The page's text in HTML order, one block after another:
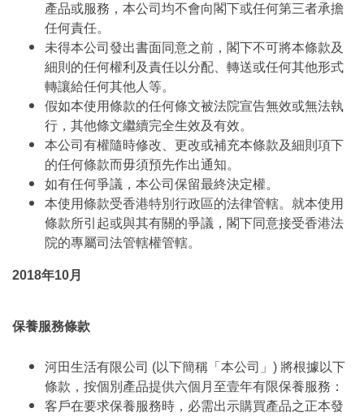
產品或服務，本公司均不會向閣下或任何第三者承擔
任何責任。
未得本公司發出書面同意之前，閣下不可將本條款及
細則的任何權利及責任以分配、轉送或任何其他形式
轉讓給任何其他人等。
假如本使用條款的任何條文被法院宣告無效或無法執
行，其他條文繼續完全生效及有效。
本公司有權隨時修改、更改或補充本條款及細則項下
的任何條款而毋須預先作出通知。
如有任何爭議，本公司保留最終決定權。
本使用條款受香港特別行政區的法律管轄。就本使用
條款所引起或與其有關的爭議，閣下同意接受香港法
院的專屬司法管轄權管轄。
2018年10月
保養服務條款
河田生活有限公司 (以下簡稱「本公司」) 將根據以下
條款，按個別產品提供六個月至壹年有限保養服務：
客戶在要求保養服務時，必需出示購買產品之正本發